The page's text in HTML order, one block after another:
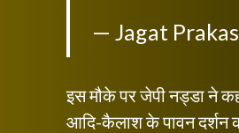
— Jagat
इस मौके पर जेपी नड्डा ने
आदि-कैलाश के पावन दर्शन